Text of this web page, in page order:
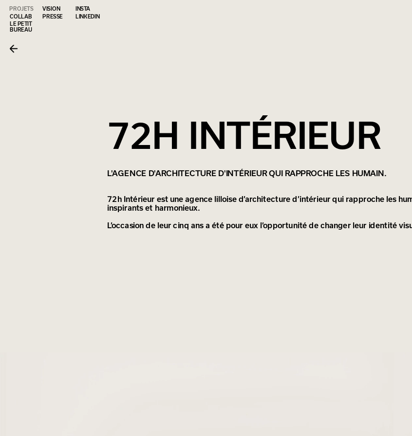
INSTA
VISION
PROJETS
COLLAB PRESSE LINKEDIN
LE PETIT
BUREAU
72H INTÉRIEUR
L'AGENCE D'ARCHITECTURE D'INTÉRIEUR QUI RAPPROCHE LES HUMAIN.
72h Intérieur est une agence lilloise d’architecture d’intérieur qui rapproche les
inspirants et harmonieux.
L’occasion de leur cinq ans a été pour eux l’opportunité de changer leur identité